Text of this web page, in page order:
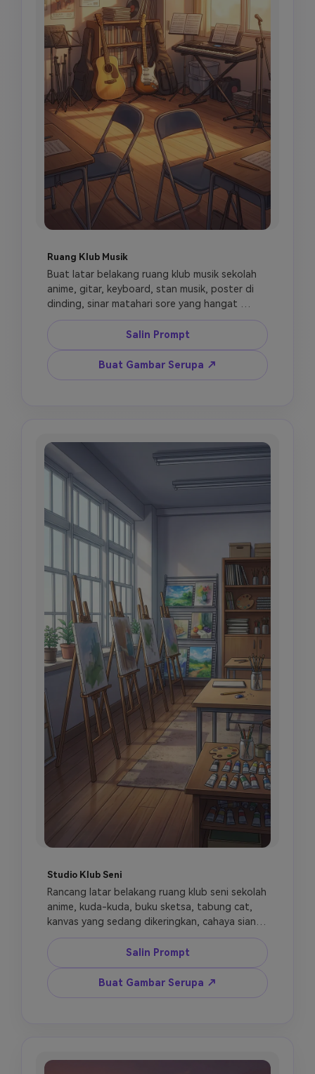
Ruang Klub Musik
Buat latar belakang ruang klub musik sekolah
anime, gitar, keyboard, stan musik, poster di
dinding, sinar matahari sore yang hangat
setelah sekolah, suasana kreatif yang nyaman,
desain ruangan terperinci, gaya anime slice of
life, latar belakang bersih untuk karakter, tanpa
teks yang dapat dibaca.
Salin Prompt
Buat Gambar Serupa ↗
Studio Klub Seni
Rancang latar belakang ruang klub seni sekolah
anime, kuda-kuda, buku sketsa, tabung cat,
kanvas yang sedang dikeringkan, cahaya siang
lembut melalui jendela tinggi, suasana kreatif
setelah sekolah, adegan penuh warna namun
rapi, seni lingkungan anime terperinci, latar
belakang novel visual, tanpa karakter.
Salin Prompt
Buat Gambar Serupa ↗